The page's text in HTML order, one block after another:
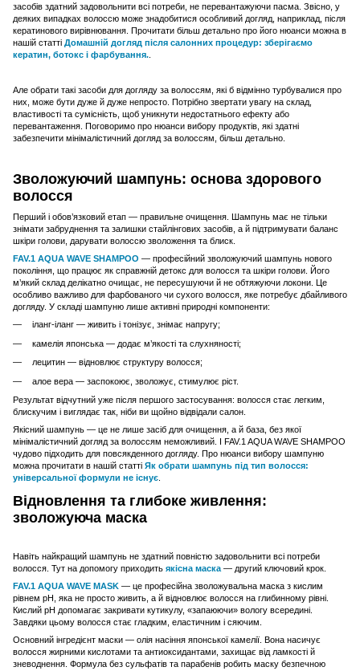
засобів здатний задовольнити всі потреби, не перевантажуючи пасма. Звісно, у
деяких випадках волоссю може знадобитися особливий догляд, наприклад, після
кератинового вирівнювання. Прочитати більш детально про його нюанси можна в
нашій статті Домашній догляд після салонних процедур: зберігаємо
кератин, ботокс і фарбування.
Але обрати такі засоби для догляду за волоссям, які б відмінно турбувалися про
них, може бути дуже й дуже непросто. Потрібно звертати увагу на склад,
властивості та сумісність, щоб уникнути недостатнього ефекту або
перевантаження. Поговоримо про нюанси вибору продуктів, які здатні
забезпечити мінімалістичний догляд за волоссям, більш детально.
Зволожуючий шампунь: основа здорового
волосся
Перший і обов’язковий етап — правильне очищення. Шампунь має не тільки
знімати забруднення та залишки стайлінгових засобів, а й підтримувати баланс
шкіри голови, дарувати волоссю зволоження та блиск.
FAV.1 AQUA WAVE SHAMPOO — професійний зволожуючий шампунь нового
покоління, що працює як справжній детокс для волосся та шкіри голови. Його
м’який склад делікатно очищає, не пересушуючи й не обтяжуючи локони. Це
особливо важливо для фарбованого чи сухого волосся, яке потребує дбайливого
догляду. У складі шампуню лише активні природні компоненти:
іланг-іланг — живить і тонізує, знімає напругу;
камелія японська — додає м’якості та слухняності;
лецитин — відновлює структуру волосся;
алое вера — заспокоює, зволожує, стимулює ріст.
Результат відчутний уже після першого застосування: волосся стає легким,
блискучим і виглядає так, ніби ви щойно відвідали салон.
Якісний шампунь — це не лише засіб для очищення, а й база, без якої
мінімалістичний догляд за волоссям неможливий. І FAV.1 AQUA WAVE SHAMPOO
чудово підходить для повсякденного догляду. Про нюанси вибору шампуню
можна прочитати в нашій статті Як обрати шампунь під тип волосся:
універсальної формули не існує
Відновлення та глибоке живлення:
зволожуюча маска
Навіть найкращий шампунь не здатний повністю задовольнити всі потреби
волосся. Тут на допомогу приходить якісна маска— другий ключовий крок.
FAV.1 AQUA WAVE MASK — це професійна зволожувальна маска з кислим
рівнем pH, яка не просто живить, а й відновлює волосся на глибинному рівні.
Кислий pH допомагає закривати кутикулу, «запаюючи» вологу всередині.
Завдяки цьому волосся стає гладким, еластичним і сяючим.
Основний інгредієнт маски — олія насіння японської камелії. Вона насичує
волосся жирними кислотами та антиоксидантами, захищає від ламкості й
зневоднення. Формула без сульфатів та парабенів робить маску безпечною